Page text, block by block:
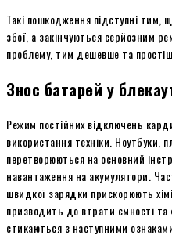
Такі пошкодження підступні тим,
збої, а закінчуються серйозним
проблему, тим дешевше та
Знос батарей у
Режим постійних відключень
використання техніки. Ноутбуки,
перетворюються на основний
навантаження на акумулятори.
швидкої зарядки прискорюють
призводить до втрати ємності та
стикаються з наступними